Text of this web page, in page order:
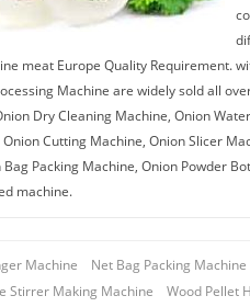
meat Europe Quality Requirement.
Machine are widely sold all
Dry Cleaning Machine, Onion
Cutting Machine, Onion Slicer
Bag Packing Machine, Onion Powder
machine.
Machine Net Bag Packing Machine
Stirrer Making Machine
Wood Pellet